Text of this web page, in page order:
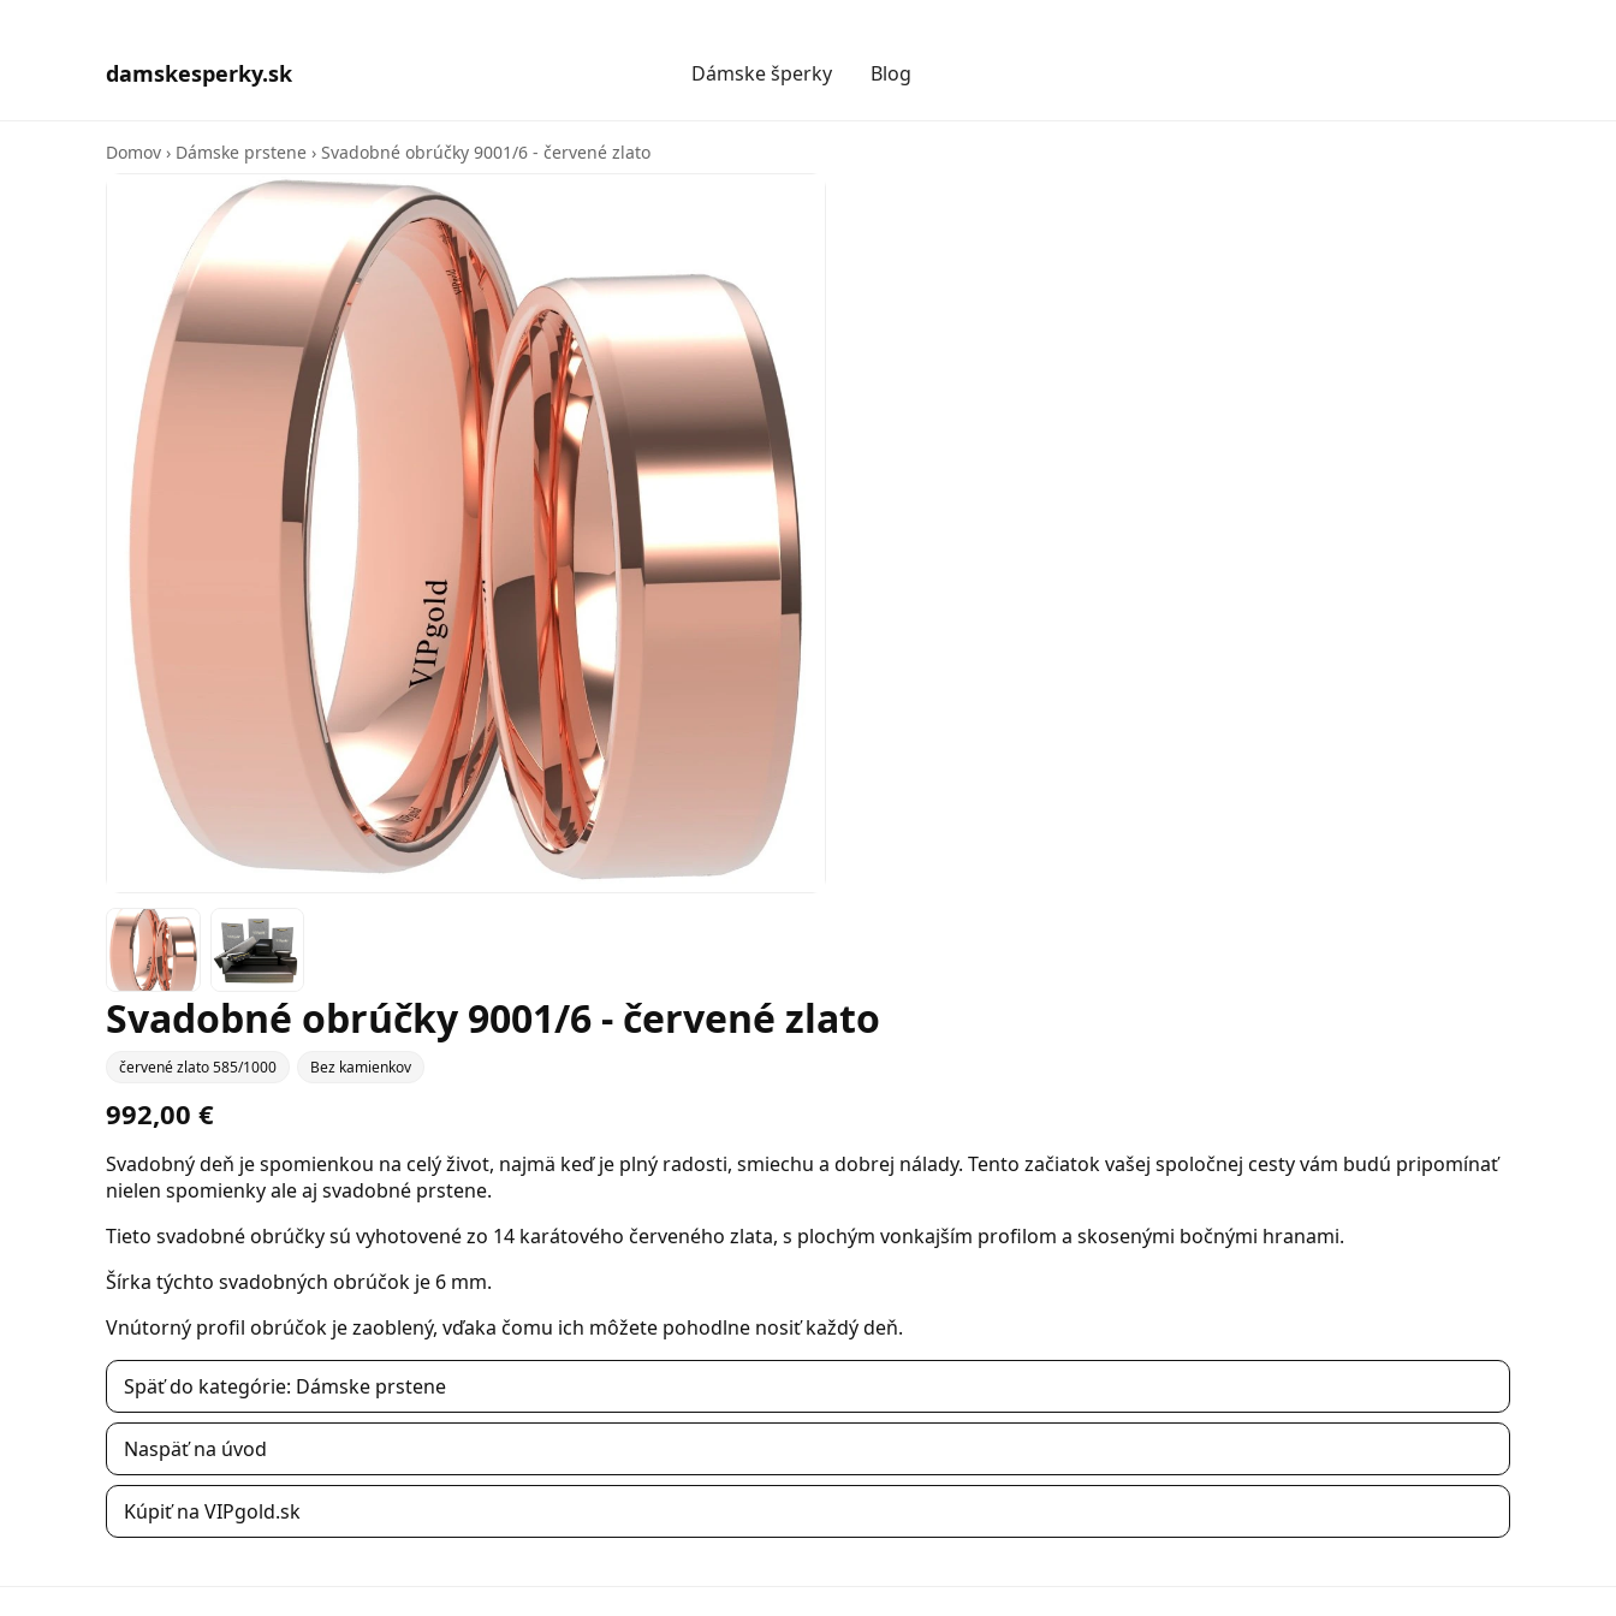
damskesperky.sk Dámske šperky Blog
Domov › Dámske prstene › Svadobné obrúčky 9001/6 - červené zlato
Svadobné obrúčky 9001/6 - červené zlato
červené zlato 585/1000 Bez kamienkov
992,00 €
Svadobný deň je spomienkou na celý život, najmä keď je plný radosti, smiechu a dobrej nálady. Tento začiatok vašej spoločnej cesty vám budú pripomínať
nielen spomienky ale aj svadobné prstene.
Tieto svadobné obrúčky sú vyhotovené zo 14 karátového červeného zlata, s plochým vonkajším profilom a skosenými bočnými hranami.
Šírka týchto svadobných obrúčok je 6 mm.
Vnútorný profil obrúčok je zaoblený, vďaka čomu ich môžete pohodlne nosiť každý deň.
Späť do kategórie: Dámske prstene
Naspäť na úvod
Kúpiť na VIPgold.sk